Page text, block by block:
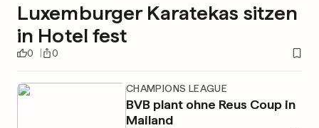
Luxemburger Karatekas sitzen
in Hotel fest
0 0
CHAMPIONS LEAGUE
BVB plant ohne Reus Coup in
Mailand